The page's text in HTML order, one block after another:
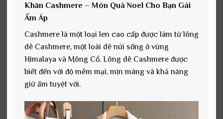
Khăn Cashmere – Món Quà Noel Cho Bạn Gái
Ấm Áp
Cashmere là một loại len cao cấp được làm từ lông
dê Cashmere, một loài dê núi sống ở vùng
Himalaya và Mông Cổ. Lông dê Cashmere được
biết đến với độ mềm mại, mịn màng và khả năng
giữ ấm tuyệt vời.